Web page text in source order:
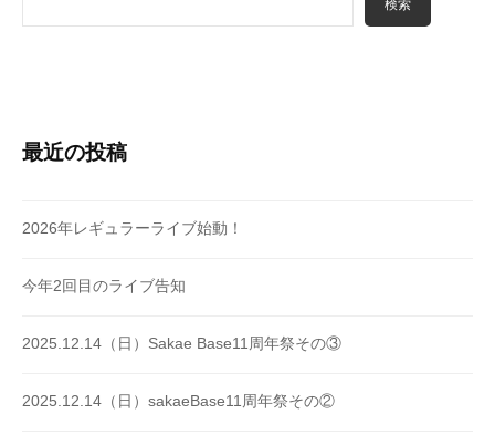
検索
最近の投稿
2026年レギュラーライブ始動！
今年2回目のライブ告知
2025.12.14（日）Sakae Base11周年祭その③
2025.12.14（日）sakaeBase11周年祭その②